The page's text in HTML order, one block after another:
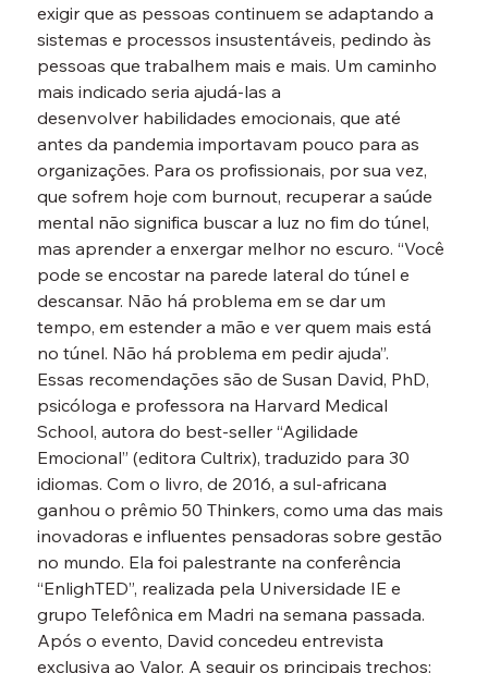
exigir que as pessoas continuem se adaptando a
sistemas e processos insustentáveis, pedindo às
pessoas que trabalhem mais e mais. Um caminho
mais indicado seria ajudá-las a
desenvolver habilidades emocionais, que até
antes da pandemia importavam pouco para as
organizações. Para os profissionais, por sua vez,
que sofrem hoje com burnout, recuperar a saúde
mental não significa buscar a luz no fim do túnel,
mas aprender a enxergar melhor no escuro. “Você
pode se encostar na parede lateral do túnel e
descansar. Não há problema em se dar um
tempo, em estender a mão e ver quem mais está
no túnel. Não há problema em pedir ajuda”.
Essas recomendações são de Susan David, PhD,
psicóloga e professora na Harvard Medical
School, autora do best-seller “Agilidade
Emocional” (editora Cultrix), traduzido para 30
idiomas. Com o livro, de 2016, a sul-africana
ganhou o prêmio 50 Thinkers, como uma das mais
inovadoras e influentes pensadoras sobre gestão
no mundo. Ela foi palestrante na conferência
“EnlighTED”, realizada pela Universidade IE e
grupo Telefônica em Madri na semana passada.
Após o evento, David concedeu entrevista
exclusiva ao Valor. A seguir os principais trechos: